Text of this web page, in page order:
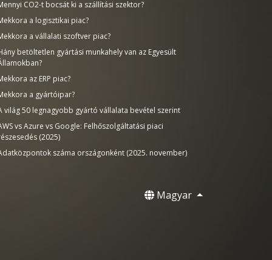
CO2-t bocsát ki a szállítási szektor?
a logisztikai piac?
a vállalati szoftver piac?
betöltetlen gyártási munkahely van az Egyesült
az ERP piac?
a gyártóipar?
világ 50 legnagyobb gyártó vállalata bevétel szerint
vs Azure vs Google: Felhőszolgáltatási piaci
(2025)
száma országonként (2025. november)
Magyar